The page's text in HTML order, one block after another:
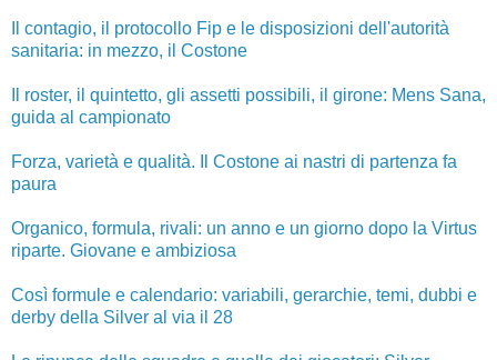
Il contagio, il protocollo Fip e le disposizioni dell'autorità
sanitaria: in mezzo, il Costone
Il roster, il quintetto, gli assetti possibili, il girone: Mens Sana,
guida al campionato
Forza, varietà e qualità. Il Costone ai nastri di partenza fa
paura
Organico, formula, rivali: un anno e un giorno dopo la Virtus
riparte. Giovane e ambiziosa
Così formule e calendario: variabili, gerarchie, temi, dubbi e
derby della Silver al via il 28